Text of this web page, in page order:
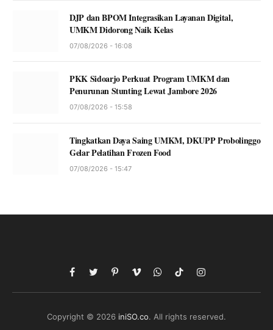
DJP dan BPOM Integrasikan Layanan Digital,
UMKM Didorong Naik Kelas
07/08/2026 - 16:08
PKK Sidoarjo Perkuat Program UMKM dan
Penurunan Stunting Lewat Jambore 2026
07/08/2026 - 15:58
Tingkatkan Daya Saing UMKM, DKUPP Probolinggo
Gelar Pelatihan Frozen Food
07/08/2026 - 15:47
Facebook
TwitterPinterestVimeoWhatsApp
TikTokInstagram
Copyright © 2026 iniSO.co. All rights reserved.